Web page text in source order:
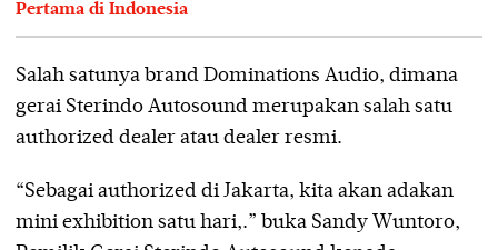
Pertama di Indonesia
Salah satunya brand Dominations Audio, dimana
gerai Sterindo Autosound merupakan salah satu
authorized dealer atau dealer resmi.
“Sebagai authorized di Jakarta, kita akan adakan
mini exhibition satu hari,.” buka Sandy Wuntoro,